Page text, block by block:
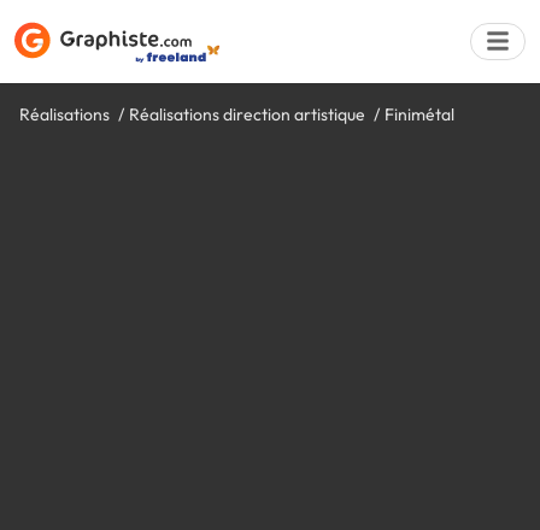
Réalisations Réalisations direction artistique Finimétal